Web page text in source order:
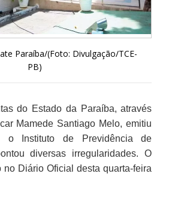
Paraíba/(Foto: Divulgação/TCE-
PB)
do Estado da Paraíba, através
Mamede Santiago Melo, emitiu
o Instituto de Previdência de
diversas irregularidades. O
Diário Oficial desta quarta-feira